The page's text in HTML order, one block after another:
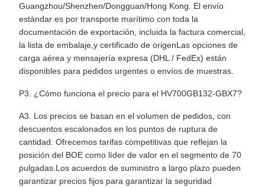
Guangzhou/Shenzhen/Dongguan/Hong Kong. El envío
estándar es por transporte marítimo con toda la
documentación de exportación, incluida la factura comercial,
la lista de embalaje,y certificado de origenLas opciones de
carga aérea y mensajería expresa (DHL / FedEx) están
disponibles para pedidos urgentes o envíos de muestras.
P3. ¿Cómo funciona el precio para el HV700GB132-GBX7?
A3. Los precios se basan en el volumen de pedidos, con
descuentos escalonados en los puntos de ruptura de
cantidad. Ofrecemos tarifas competitivas que reflejan la
posición del BOE como líder de valor en el segmento de 70
pulgadas.Los acuerdos de suministro a largo plazo pueden
garantizar precios fijos para garantizar la seguridad